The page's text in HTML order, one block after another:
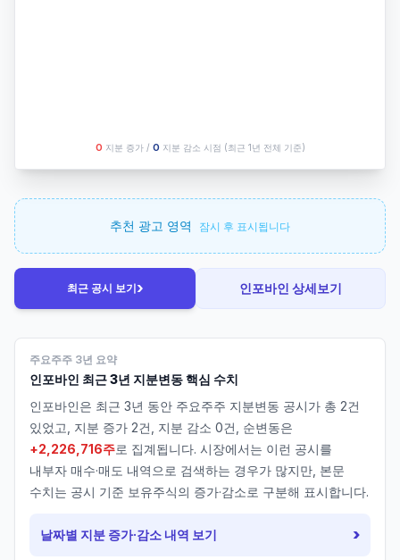
O 지분 증가 / O 지분 감소 시점 (최근 1년 전체 기준)
추천 광고 영역 잠시 후 표시됩니다
최근 공시 보기› 인포바인 상세보기
주요주주 3년 요약
인포바인 최근 3년 지분변동 핵심 수치
인포바인은 최근 3년 동안 주요주주 지분변동 공시가 총 2건
있었고, 지분 증가 2건, 지분 감소 0건, 순변동은
+2,226,716주로 집계됩니다. 시장에서는 이런 공시를
내부자 매수·매도 내역으로 검색하는 경우가 많지만, 본문
수치는 공시 기준 보유주식의 증가·감소로 구분해 표시합니다.
날짜별 지분 증가·감소 내역 보기 ›